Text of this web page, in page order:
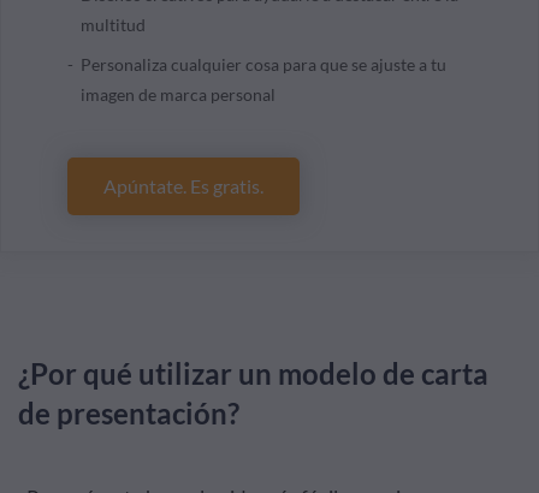
multitud
Personaliza cualquier cosa para que se ajuste a tu
imagen de marca personal
Apúntate. Es gratis.
¿Por qué utilizar un modelo de carta
de presentación?